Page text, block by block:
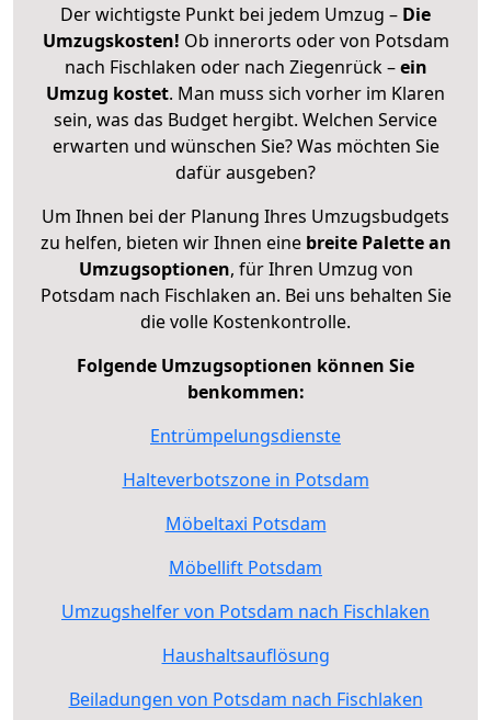
Der wichtigste Punkt bei jedem Umzug – Die
Umzugskosten! Ob innerorts oder von Potsdam
nach Fischlaken oder nach Ziegenrück –ein
Umzug kostet. Man muss sich vorher im Klaren
sein, was das Budget hergibt. Welchen Service
erwarten und wünschen Sie? Was möchten Sie
dafür ausgeben?
Um Ihnen bei der Planung Ihres Umzugsbudgets
zu helfen, bieten wir Ihnen eine breite Palette an
Umzugsoptionen, für Ihren Umzug von
Potsdam nach Fischlaken an. Bei uns behalten Sie
die volle Kostenkontrolle.
Folgende Umzugsoptionen können Sie
benkommen:
Entrümpelungsdienste
Halteverbotszone in Potsdam
Möbeltaxi Potsdam
Möbellift Potsdam
Umzugshelfer von Potsdam nach Fischlaken
Haushaltsauflösung
Beiladungen von Potsdam nach Fischlaken